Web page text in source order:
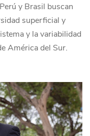
y Brasil buscan
superficial y
y la variabilidad
América del Sur.